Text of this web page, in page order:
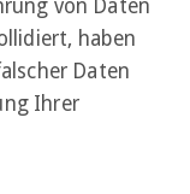
von Daten
haben
Daten
Ihrer